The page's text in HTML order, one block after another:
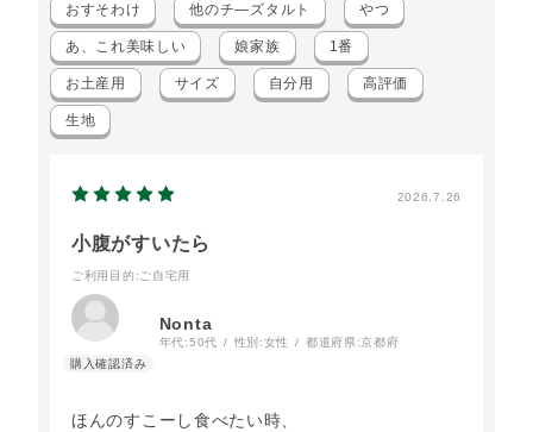
おすそわけ 他のチ―ズタルト やつ
あ、これ美味しい 娘家族 1番
お土産用 サイズ 自分用 高評価
生地
2026.7.26
小腹がすいたら
ご利用目的 :ご自宅用
Nonta
年代:50代 性別:女性 都道府県:京都府
ほんのすこーし食べたい時、